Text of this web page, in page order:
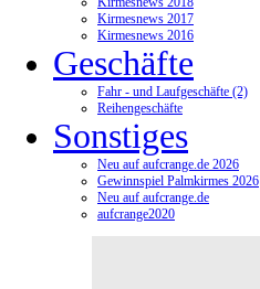
Kirmesnews 2017
Kirmesnews 2016
Geschäfte
Fahr - und Laufgeschäfte (2)
Reihengeschäfte
Sonstiges
Neu auf aufcrange.de 2026
Gewinnspiel Palmkirmes 2026
Neu auf aufcrange.de
aufcrange2020